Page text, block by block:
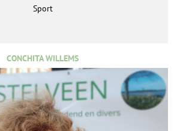
Sport
CONCHITA WILLEMS